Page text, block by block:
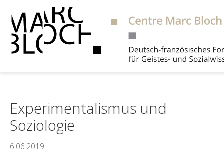
Experimentalismus und
Soziologie
6.06.2019